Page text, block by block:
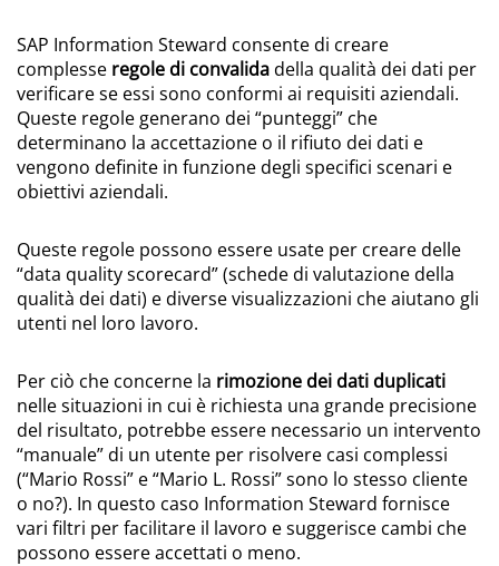
SAP Information Steward consente di creare
complesse regole di convalidadella qualità dei dati per
verificare se essi sono conformi ai requisiti aziendali.
Queste regole generano dei “punteggi” che
determinano la accettazione o il rifiuto dei dati e
vengono definite in funzione degli specifici scenari e
obiettivi aziendali.
Queste regole possono essere usate per creare delle
“data quality scorecard” (schede di valutazione della
qualità dei dati) e diverse visualizzazioni che aiutano gli
utenti nel loro lavoro.
Per ciò che concerne la rimozione dei dati duplicati
nelle situazioni in cui è richiesta una grande precisione
del risultato, potrebbe essere necessario un intervento
“manuale” di un utente per risolvere casi complessi
(“Mario Rossi” e “Mario L. Rossi” sono lo stesso cliente
o no?). In questo caso Information Steward fornisce
vari filtri per facilitare il lavoro e suggerisce cambi che
possono essere accettati o meno.